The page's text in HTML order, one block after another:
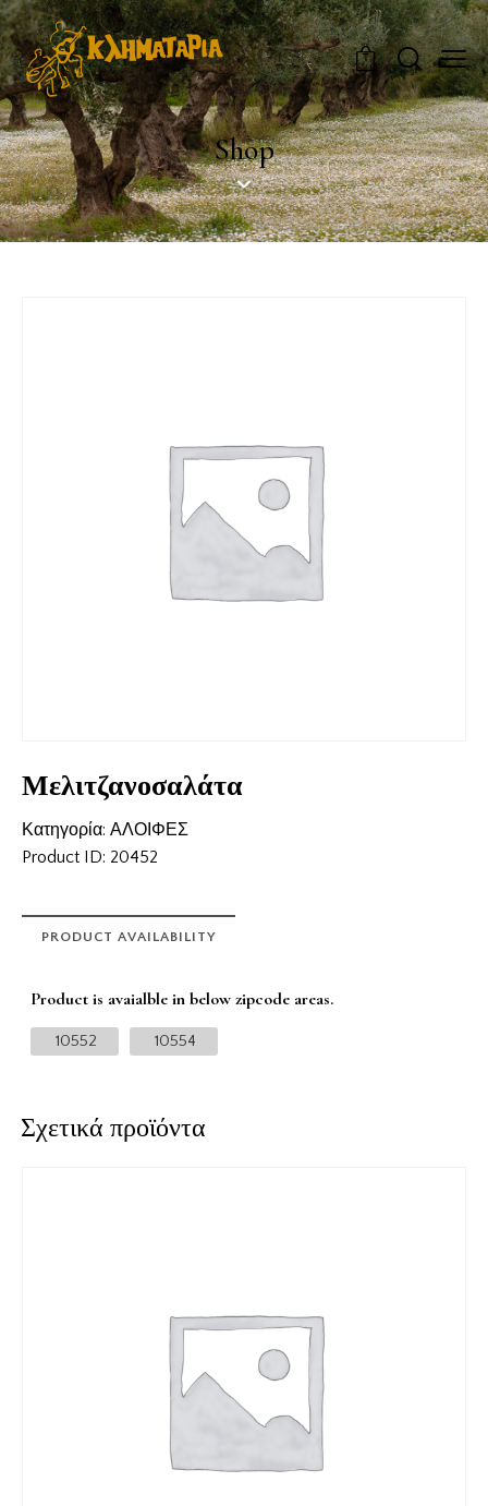
0
Shop
Μελιτζανοσαλάτα
Κατηγορία: ΑΛΟΙΦΕΣ
Product ID: 20452
PRODUCT AVAILABILITY
Product is avaialble in below zipcode areas.
10552 10554
Σχετικά προϊόντα